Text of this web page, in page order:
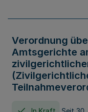
Verordnung
Amtsgerichte